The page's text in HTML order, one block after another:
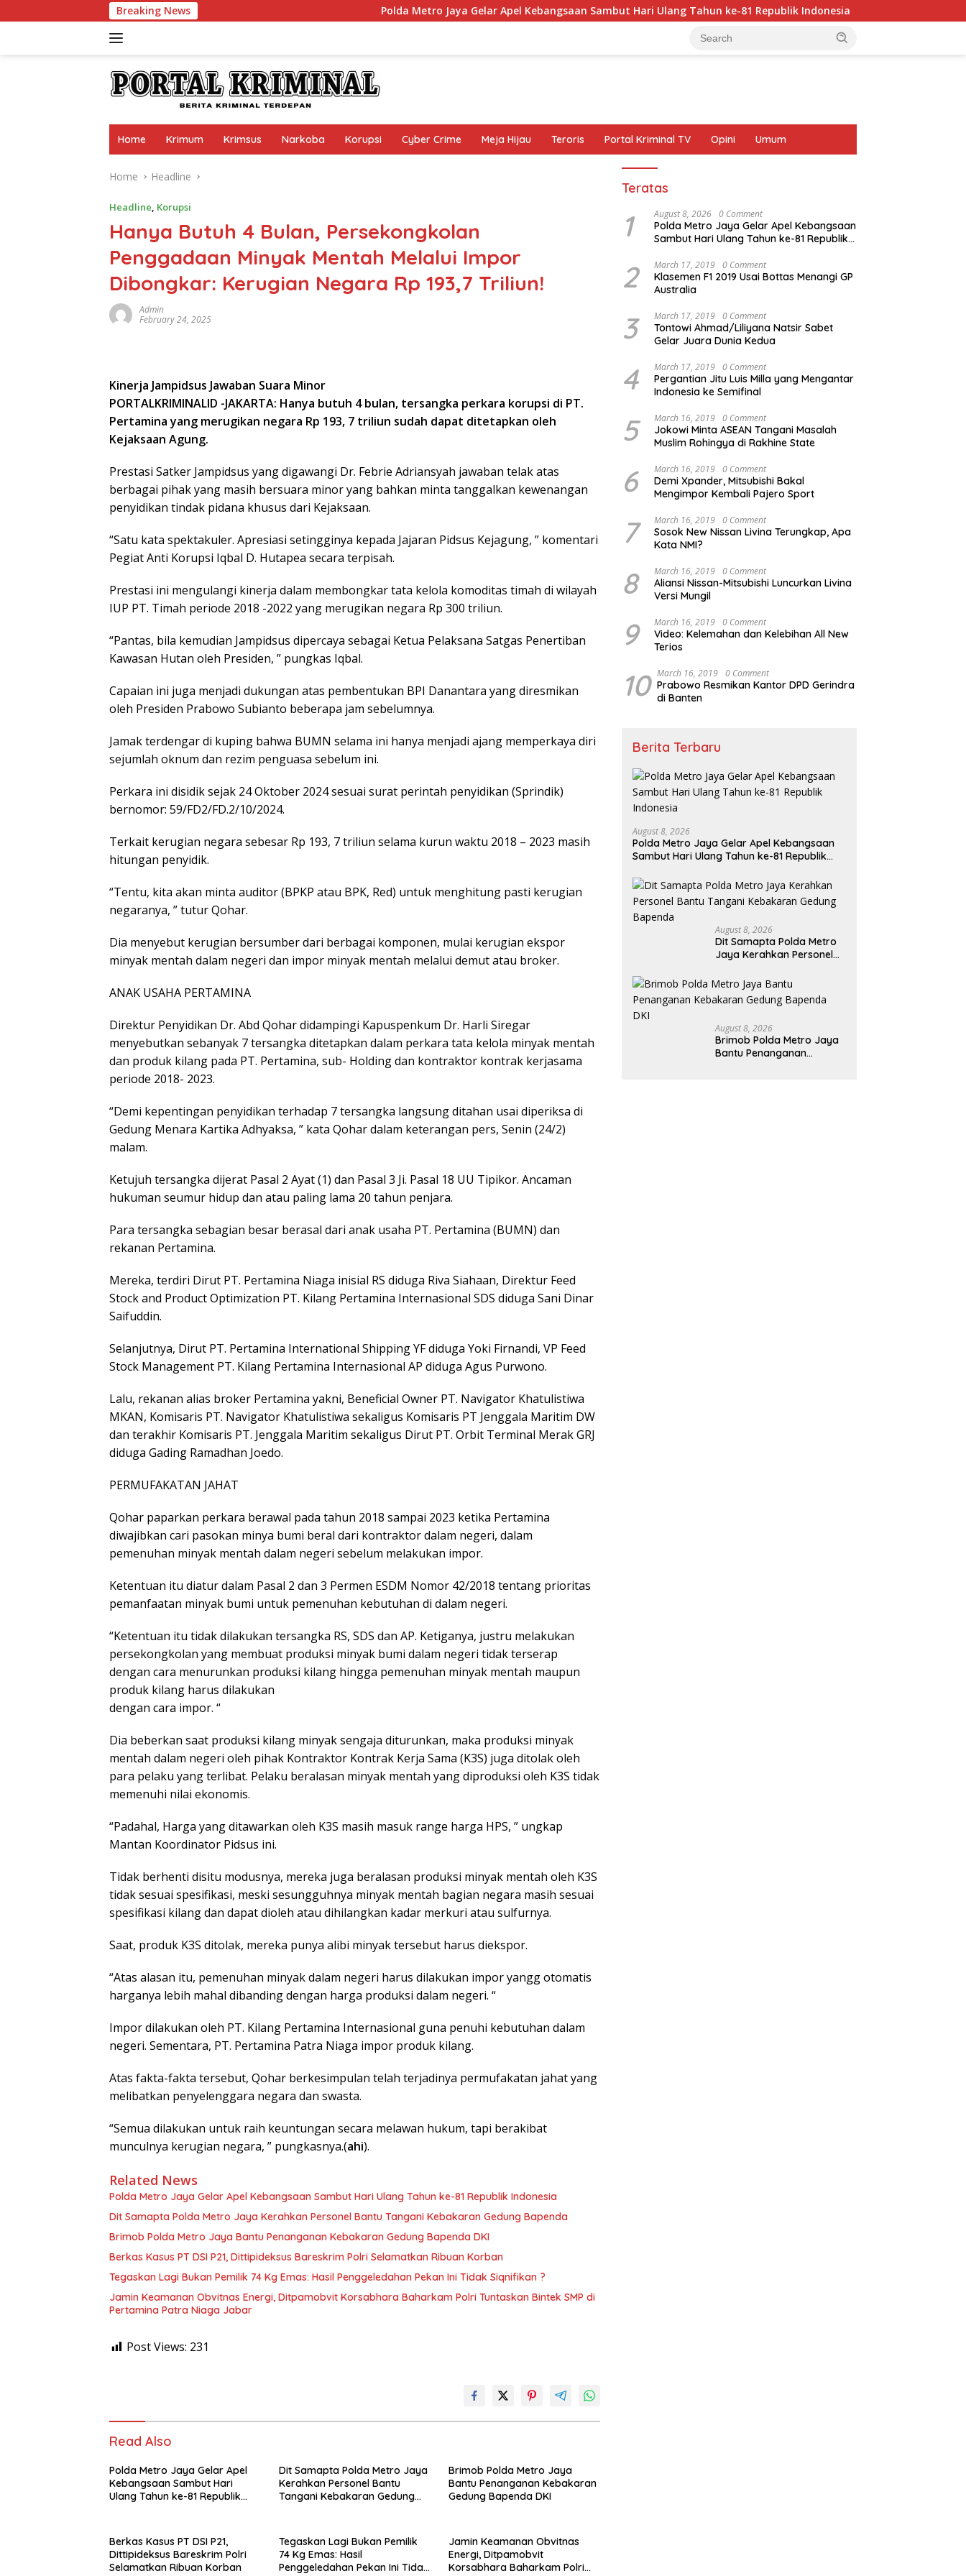
to
Breaking News Polda Metro Jaya Gelar Apel Kebangsaan Sambut Hari Ulang Tahun ke-81 Republik Indonesia Dit Samapta Polda
Home Krimum Krimsus Narkoba Korupsi Cyber Crime Meja Hijau Teroris Portal Kriminal TV Opini Umum
Home Headline
Headline, Korupsi
Hanya Butuh 4 Bulan, Persekongkolan
Penggadaan Minyak Mentah Melalui Impor
Dibongkar: Kerugian Negara Rp 193,7 Triliun!
Admin
February 24, 2025
Kinerja Jampidsus Jawaban Suara Minor
PORTALKRIMINALID -JAKARTA: Hanya butuh 4 bulan, tersangka perkara korupsi di PT.
Pertamina yang merugikan negara Rp 193, 7 triliun sudah dapat ditetapkan oleh
Kejaksaan Agung.
Prestasi Satker Jampidsus yang digawangi Dr. Febrie Adriansyah jawaban telak atas
berbagai pihak yang masih bersuara minor yang bahkan minta tanggalkan kewenangan
penyidikan tindak pidana khusus dari Kejaksaan.
“Satu kata spektakuler. Apresiasi setingginya kepada Jajaran Pidsus Kejagung, ” komentari
Pegiat Anti Korupsi Iqbal D. Hutapea secara terpisah.
Prestasi ini mengulangi kinerja dalam membongkar tata kelola komoditas timah di wilayah
IUP PT. Timah periode 2018 -2022 yang merugikan negara Rp 300 triliun.
“Pantas, bila kemudian Jampidsus dipercaya sebagai Ketua Pelaksana Satgas Penertiban
Kawasan Hutan oleh Presiden, ” pungkas Iqbal.
Capaian ini juga menjadi dukungan atas pembentukan BPI Danantara yang diresmikan
oleh Presiden Prabowo Subianto beberapa jam sebelumnya.
Jamak terdengar di kuping bahwa BUMN selama ini hanya menjadi ajang memperkaya diri
sejumlah oknum dan rezim penguasa sebelum ini.
Perkara ini disidik sejak 24 Oktober 2024 sesuai surat perintah penyidikan (Sprindik)
bernomor: 59/FD2/FD.2/10/2024.
Terkait kerugian negara sebesar Rp 193, 7 triliun selama kurun waktu 2018 – 2023 masih
hitungan penyidik.
“Tentu, kita akan minta auditor (BPKP atau BPK, Red) untuk menghitung pasti kerugian
negaranya, ” tutur Qohar.
Dia menyebut kerugian bersumber dari berbagai komponen, mulai kerugian ekspor
minyak mentah dalam negeri dan impor minyak mentah melalui demut atau broker.
ANAK USAHA PERTAMINA
Direktur Penyidikan Dr. Abd Qohar didampingi Kapuspenkum Dr. Harli Siregar
menyebutkan sebanyak 7 tersangka ditetapkan dalam perkara tata kelola minyak mentah
dan produk kilang pada PT. Pertamina, sub- Holding dan kontraktor kontrak kerjasama
periode 2018- 2023.
“Demi kepentingan penyidikan terhadap 7 tersangka langsung ditahan usai diperiksa di
Gedung Menara Kartika Adhyaksa, ” kata Qohar dalam keterangan pers, Senin (24/2)
malam.
Ketujuh tersangka dijerat Pasal 2 Ayat (1) dan Pasal 3 Ji. Pasal 18 UU Tipikor. Ancaman
hukuman seumur hidup dan atau paling lama 20 tahun penjara.
Para tersangka sebagian besar berasal dari anak usaha PT. Pertamina (BUMN) dan
rekanan Pertamina.
Mereka, terdiri Dirut PT. Pertamina Niaga inisial RS diduga Riva Siahaan, Direktur Feed
Stock and Product Optimization PT. Kilang Pertamina Internasional SDS diduga Sani Dinar
Saifuddin.
Selanjutnya, Dirut PT. Pertamina International Shipping YF diduga Yoki Firnandi, VP Feed
Stock Management PT. Kilang Pertamina Internasional AP diduga Agus Purwono.
Lalu, rekanan alias broker Pertamina yakni, Beneficial Owner PT. Navigator Khatulistiwa
MKAN, Komisaris PT. Navigator Khatulistiwa sekaligus Komisaris PT Jenggala Maritim DW
dan terakhir Komisaris PT. Jenggala Maritim sekaligus Dirut PT. Orbit Terminal Merak GRJ
diduga Gading Ramadhan Joedo.
PERMUFAKATAN JAHAT
Qohar paparkan perkara berawal pada tahun 2018 sampai 2023 ketika Pertamina
diwajibkan cari pasokan minya bumi beral dari kontraktor dalam negeri, dalam
pemenuhan minyak mentah dalam negeri sebelum melakukan impor.
Ketentuan itu diatur dalam Pasal 2 dan 3 Permen ESDM Nomor 42/2018 tentang prioritas
pemanfaatan minyak bumi untuk pemenuhan kebutuhan di dalam negeri.
“Ketentuan itu tidak dilakukan tersangka RS, SDS dan AP. Ketiganya, justru melakukan
persekongkolan yang membuat produksi minyak bumi dalam negeri tidak terserap
dengan cara menurunkan produksi kilang hingga pemenuhan minyak mentah maupun
produk kilang harus dilakukan
dengan cara impor. “
Dia beberkan saat produksi kilang minyak sengaja diturunkan, maka produksi minyak
mentah dalam negeri oleh pihak Kontraktor Kontrak Kerja Sama (K3S) juga ditolak oleh
para pelaku yang terlibat. Pelaku beralasan minyak mentah yang diproduksi oleh K3S tidak
memenuhi nilai ekonomis.
“Padahal, Harga yang ditawarkan oleh K3S masih masuk range harga HPS, ” ungkap
Mantan Koordinator Pidsus ini.
Tidak berhenti disitu modusnya, mereka juga beralasan produksi minyak mentah oleh K3S
tidak sesuai spesifikasi, meski sesungguhnya minyak mentah bagian negara masih sesuai
spesifikasi kilang dan dapat dioleh atau dihilangkan kadar merkuri atau sulfurnya.
Saat, produk K3S ditolak, mereka punya alibi minyak tersebut harus diekspor.
“Atas alasan itu, pemenuhan minyak dalam negeri harus dilakukan impor yangg otomatis
harganya lebih mahal dibanding dengan harga produksi dalam negeri. “
Impor dilakukan oleh PT. Kilang Pertamina Internasional guna penuhi kebutuhan dalam
negeri. Sementara, PT. Pertamina Patra Niaga impor produk kilang.
Atas fakta-fakta tersebut, Qohar berkesimpulan telah terjadinya permufakatan jahat yang
melibatkan penyelenggara negara dan swasta.
“Semua dilakukan untuk raih keuntungan secara melawan hukum, tapi berakibat
munculnya kerugian negara, ” pungkasnya.(ahi).
Related News
Polda Metro Jaya Gelar Apel Kebangsaan Sambut Hari Ulang Tahun ke-81 Republik Indonesia
Dit Samapta Polda Metro Jaya Kerahkan Personel Bantu Tangani Kebakaran Gedung Bapenda
Brimob Polda Metro Jaya Bantu Penanganan Kebakaran Gedung Bapenda DKI
Berkas Kasus PT DSI P21, Dittipideksus Bareskrim Polri Selamatkan Ribuan Korban
Tegaskan Lagi Bukan Pemilik 74 Kg Emas: Hasil Penggeledahan Pekan Ini Tidak Siqnifikan ?
Jamin Keamanan Obvitnas Energi, Ditpamobvit Korsabhara Baharkam Polri Tuntaskan Bintek SMP di
Pertamina Patra Niaga Jabar
Post Views: 231
Read Also
Polda Metro Jaya Gelar Apel
Kebangsaan Sambut Hari
Ulang Tahun ke-81 Republik
Dit Samapta Polda Metro Jaya
Kerahkan Personel Bantu
Tangani Kebakaran Gedung
Brimob Polda Metro Jaya
Bantu Penanganan Kebakaran
Gedung Bapenda DKI
Berkas Kasus PT DSI P21,
Dittipideksus Bareskrim Polri
Selamatkan Ribuan Korban
Tegaskan Lagi Bukan Pemilik
74 Kg Emas: Hasil
Penggeledahan Pekan Ini Tidak
Jamin Keamanan Obvitnas
Energi, Ditpamobvit
Korsabhara Baharkam Polri
Teratas
1 August 8, 2026 0 Comment
Polda Metro Jaya Gelar Apel Kebangsaan
Sambut Hari Ulang Tahun ke-81 Republik
2 March 17, 2019 0 Comment
Klasemen F1 2019 Usai Bottas Menangi GP
Australia
3 March 17, 2019 0 Comment
Tontowi Ahmad/Liliyana Natsir Sabet
Gelar Juara Dunia Kedua
4 March 17, 2019 0 Comment
Pergantian Jitu Luis Milla yang Mengantar
Indonesia ke Semifinal
5 March 16, 2019 0 Comment
Jokowi Minta ASEAN Tangani Masalah
Muslim Rohingya di Rakhine State
6 March 16, 2019 0 Comment
Demi Xpander, Mitsubishi Bakal
Mengimpor Kembali Pajero Sport
7 March 16, 2019 0 Comment
Sosok New Nissan Livina Terungkap, Apa
Kata NMI?
8 March 16, 2019 0 Comment
Aliansi Nissan-Mitsubishi Luncurkan Livina
Versi Mungil
9 March 16, 2019 0 Comment
Video: Kelemahan dan Kelebihan All New
Terios
10 March 16, 2019 0 Comment
Prabowo Resmikan Kantor DPD Gerindra
di Banten
Berita Terbaru
August 8, 2026
Polda Metro Jaya Gelar Apel Kebangsaan
Sambut Hari Ulang Tahun ke-81 Republik
August 8, 2026
Dit Samapta Polda Metro
Jaya Kerahkan Personel
Gedung Bapenda
August 8, 2026
Brimob Polda Metro Jaya
Bantu Penanganan